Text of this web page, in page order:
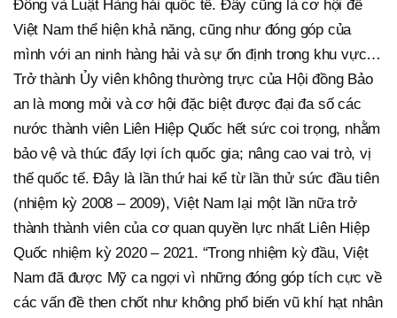
Đông và Luật Hàng hải quốc tế. Đây cũng là cơ hội để
Việt Nam thể hiện khả năng, cũng như đóng góp của
mình với an ninh hàng hải và sự ổn định trong khu vực…
Trở thành Ủy viên không thường trực của Hội đồng Bảo
an là mong mỏi và cơ hội đặc biệt được đại đa số các
nước thành viên Liên Hiệp Quốc hết sức coi trọng, nhằm
bảo vệ và thúc đẩy lợi ích quốc gia; nâng cao vai trò, vị
thế quốc tế. Đây là lần thứ hai kể từ lần thử sức đầu tiên
(nhiệm kỳ 2008 – 2009), Việt Nam lại một lần nữa trở
thành thành viên của cơ quan quyền lực nhất Liên Hiệp
Quốc nhiệm kỳ 2020 – 2021. “Trong nhiệm kỳ đầu, Việt
Nam đã được Mỹ ca ngợi vì những đóng góp tích cực về
các vấn đề then chốt như không phổ biến vũ khí hạt nhân